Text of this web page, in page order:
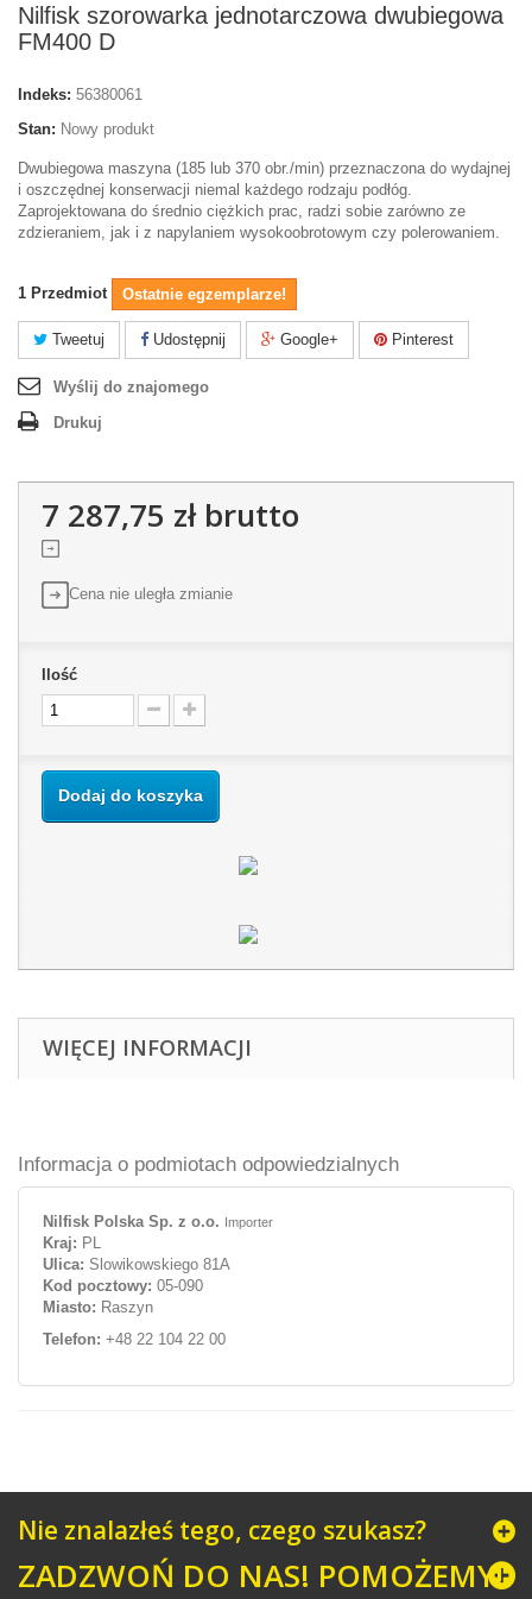
Nilfisk szorowarka jednotarczowa dwubiegowa
FM400 D
Indeks: 56380061
Stan: Nowy produkt
Dwubiegowa maszyna (185 lub 370 obr./min) przeznaczona do wydajnej
i oszczędnej konserwacji niemal każdego rodzaju podłóg.
Zaprojektowana do średnio ciężkich prac, radzi sobie zarówno ze
zdzieraniem, jak i z napylaniem wysokoobrotowym czy polerowaniem.
1 Przedmiot Ostatnie egzemplarze!
Tweetuj Udostępnij Google+ Pinterest
Wyślij do znajomego
Drukuj
7 287,75 złbrutto
Cena nie uległa zmianie
Ilość
Dodaj do koszyka
WIĘCEJ INFORMACJI
Informacja o podmiotach odpowiedzialnych
Nilfisk Polska Sp. z o.o. Importer
Kraj: PL
Ulica: Slowikowskiego 81A
Kod pocztowy: 05-090
Miasto: Raszyn
Telefon: +48 22 104 22 00
Nie znalazłeś tego, czego szukasz?
ZADZWOŃ DO NAS! POMOŻEMY!